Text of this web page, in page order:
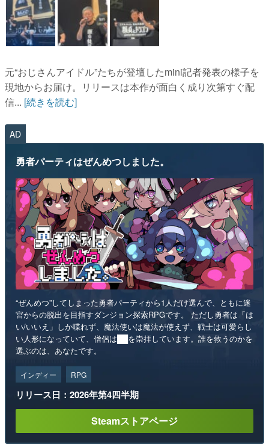
運営：株式会社マレ
元“おじさんアイドル”たちが登壇したmini記者発表の様子を
現地からお届け。リリースは本作が面白く成り次第すぐ配
信... [続きを読む]
AD
勇者パーティはぜんめつしました。
“ぜんめつ”してしまった勇者パーティから1人だけ選んで、ともに迷
宮からの脱出を目指すダンジョン探索RPGです。 ただし勇者は「は
い/いいえ」しか喋れず、魔法使いは魔法が使えず、戦士は可愛らし
い人形になっていて、僧侶は██を崇拝しています。誰を救うのかを
選ぶのは、あなたです。
インディー RPG
リリース日：2026年第4四半期
Steamストアページ